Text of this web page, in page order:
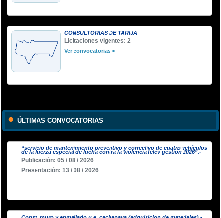
CONSULTORIAS DE TARIJA
Licitaciones vigentes: 2
Ver convocatorias >
ÚLTIMAS CONVOCATORIAS
“servicio de mantenimiento preventivo y correctivo de cuatro vehículos
de la fuerza especial de lucha contra la violencia felcv gestión 2026”.-
Publicación: 05 / 08 / 2026
Presentación: 13 / 08 / 2026
Const. muro y enmallado u.e. cachapaya (adquisicion de materiales).-